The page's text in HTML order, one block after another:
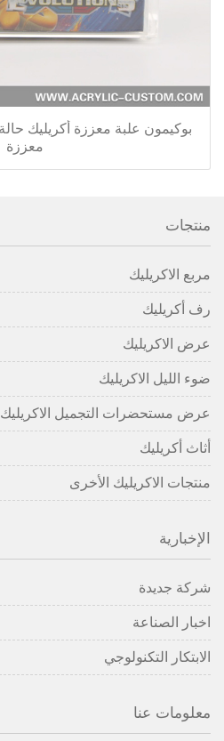
معززة
منتجات
مربع الاكريليك
رف أكريليك
عرض الاكريليك
ضوء الليل الاكريليك
عرض مستحضرات التجميل الاكريليك
أثاث أكريليك
منتجات الاكريليك الأخرى
الإخبارية
شركة جديدة
اخبار الصناعة
الابتكار التكنولوجي
معلومات عنا